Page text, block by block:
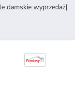
damskie wyprzedaż|